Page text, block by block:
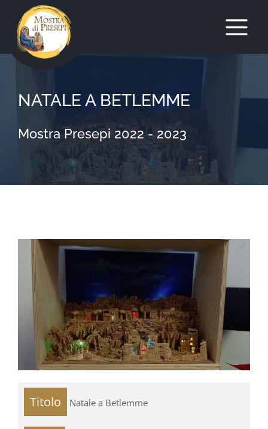
Salta
contenutoNATALE A BETLEMME
Mostra Presepi 2022 - 2023
Titolo Natale a Betlemme